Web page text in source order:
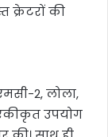
क्रेटरों की
2, लोला,
उपयोग